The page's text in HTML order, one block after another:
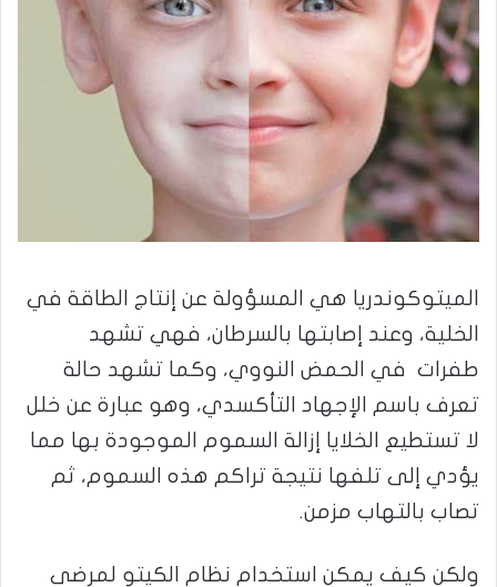
الميتوكوندريا هي المسؤولة عن إنتاج الطاقة في
الخلية، وعند إصابتها بالسرطان، فهي تشهد
طفرات في الحمض النووي، وكما تشهد حالة
تعرف باسم الإجهاد التأكسدي، وهو عبارة عن خلل
لا تستطيع الخلايا إزالة السموم الموجودة بها مما
يؤدي إلى تلفها نتيجة تراكم هذه السموم، ثم
تصاب بالتهاب مزمن.
ولكن كيف يمكن استخدام نظام الكيتو لمرضى